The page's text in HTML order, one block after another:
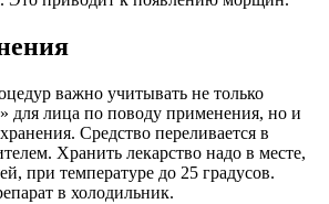
важно учитывать не только
для лица по поводу применения, но и
Средство переливается в
Хранить лекарство надо в месте,
при температуре до 25 градусов.
в холодильник.